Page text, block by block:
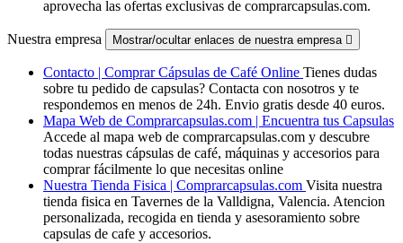
aprovecha las ofertas exclusivas de comprarcapsulas.com.
Nuestra empresa Mostrar/ocultar enlaces de nuestra empresa 
Contacto | Comprar Cápsulas de Café Online Tienes dudas
sobre tu pedido de capsulas? Contacta con nosotros y te
respondemos en menos de 24h. Envio gratis desde 40 euros.
Mapa Web de Comprarcapsulas.com | Encuentra tus Capsulas
Accede al mapa web de comprarcapsulas.com y descubre
todas nuestras cápsulas de café, máquinas y accesorios para
comprar fácilmente lo que necesitas online
Nuestra Tienda Fisica | Comprarcapsulas.com Visita nuestra
tienda fisica en Tavernes de la Valldigna, Valencia. Atencion
personalizada, recogida en tienda y asesoramiento sobre
capsulas de cafe y accesorios.